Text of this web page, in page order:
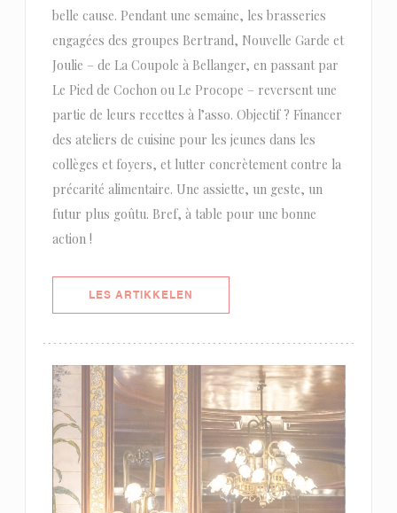
belle cause. Pendant une semaine, les brasseries
engagées des groupes Bertrand, Nouvelle Garde et
Joulie – de La Coupole à Bellanger, en passant par
Le Pied de Cochon ou Le Procope – reversent une
partie de leurs recettes à l’asso. Objectif ? Financer
des ateliers de cuisine pour les jeunes dans les
collèges et foyers, et lutter concrètement contre la
précarité alimentaire. Une assiette, un geste, un
futur plus goûtu. Bref, à table pour une bonne
action !
LES ARTIKKELEN